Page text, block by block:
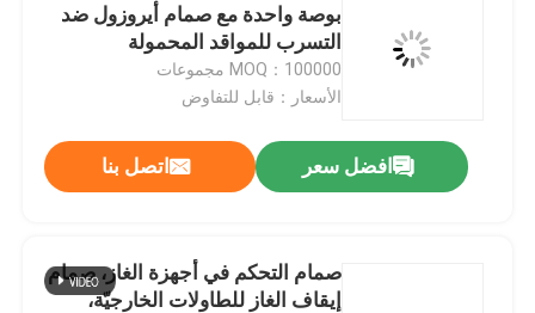
صمام غاز البوتان
صمام خرطوشة الغاز
صمام إعادة تعبئة ولاعة الغاز
بوصة واحدة مع صمام أيروزول ضد
التسرب للمواقد المحمولة
MOQ：100000 مجموعات
الأسعار：قابل للتفاوض
افضل سعر اتصل بنا
صمام التحكم في أجهزة الغاز، صمام
إيقاف الغاز للطاولات الخارجيّة،